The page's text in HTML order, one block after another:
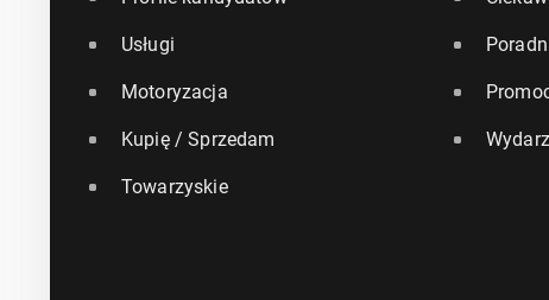
Usługi
Motoryzacja
Kupię / Sprzedam
Towarzyskie